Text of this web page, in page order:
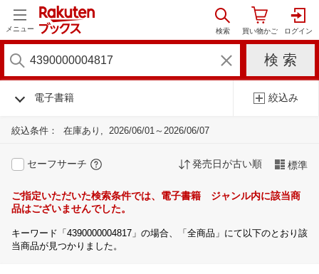
メニュー
電子書籍 絞込み
絞込条件： 在庫あり 2026/06/01～2026/06/07
セーフサーチ 発売日が古い順 標準
ご指定いただいた検索条件では、電子書籍 ジャンル内に該当商
品はございませんでした。
キーワード「4390000004817」の場合、「全商品」にて以下のとおり該
当商品が見つかりました。